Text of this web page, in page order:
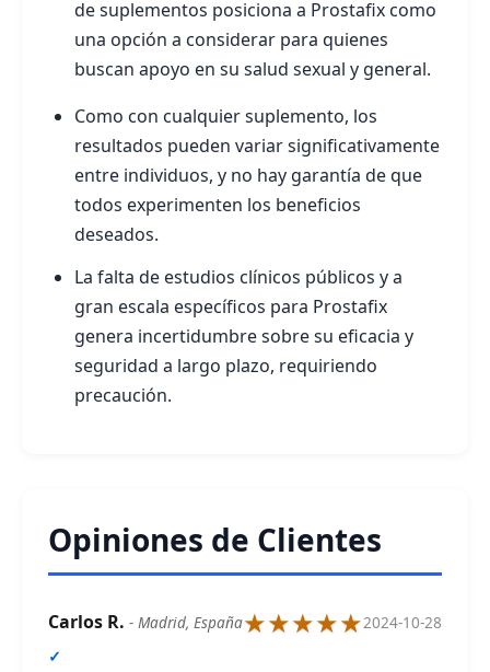
de suplementos posiciona a Prostafix como
una opción a considerar para quienes
buscan apoyo en su salud sexual y general.
Como con cualquier suplemento, los
resultados pueden variar significativamente
entre individuos, y no hay garantía de que
todos experimenten los beneficios
deseados.
La falta de estudios clínicos públicos y a
gran escala específicos para Prostafix
genera incertidumbre sobre su eficacia y
seguridad a largo plazo, requiriendo
precaución.
Opiniones de Clientes
Carlos R. - Madrid, España★★★★★2024-10-28
✓